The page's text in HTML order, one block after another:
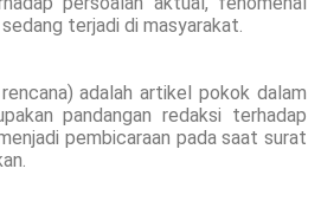
terjadi di masyarakat.
adalah artikel pokok dalam
pandangan redaksi terhadap
pembicaraan pada saat surat